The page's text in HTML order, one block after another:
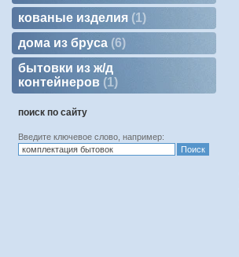
кованые изделия 1
дома из бруса 6
бытовки из ж/д
контейнеров
1
поиск по сайту
Введите ключевое слово, например: